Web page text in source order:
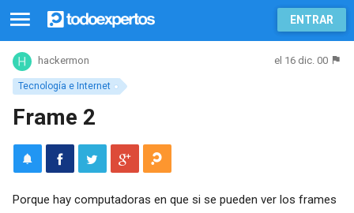
ENTRAR
Tecnología e Internet
hackermon el 16 dic. 00
Frame 2
Porque hay computadoras en que si se pueden ver los frames